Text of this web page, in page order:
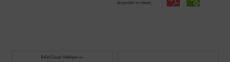
disponible en ebook:
Este noveno volumen de la colección «Los